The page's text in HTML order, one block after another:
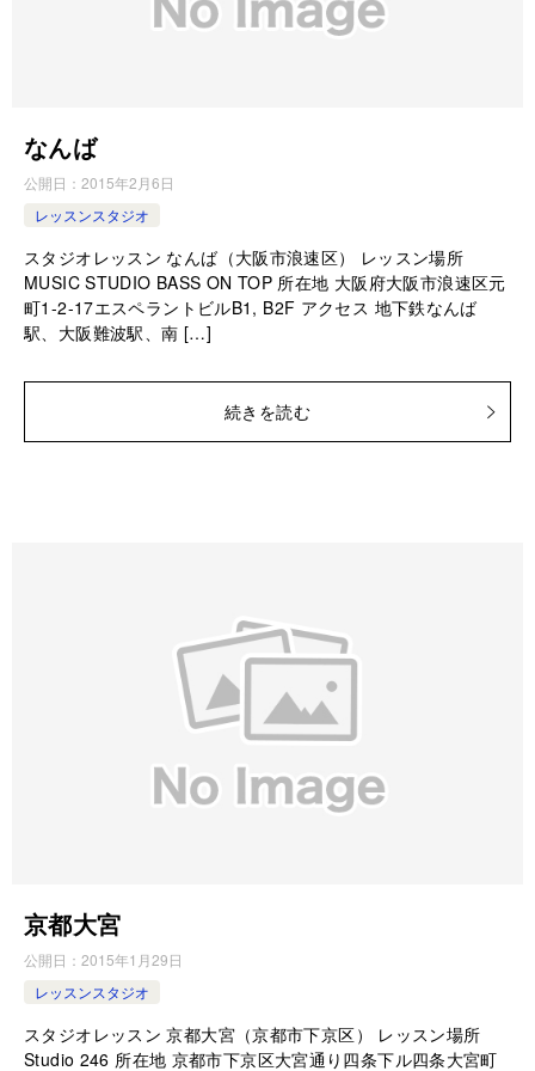
なんば
公開日： 2015年2月6日
レッスンスタジオ
スタジオレッスン なんば（大阪市浪速区） レッスン場所
MUSIC STUDIO BASS ON TOP 所在地 大阪府大阪市浪速区元
町1-2-17エスペラントビルB1, B2F アクセス 地下鉄なんば
駅、大阪難波駅、南 […]
続きを読む
京都大宮
公開日： 2015年1月29日
レッスンスタジオ
スタジオレッスン 京都大宮（京都市下京区） レッスン場所
Studio 246 所在地 京都市下京区大宮通り四条下ル四条大宮町